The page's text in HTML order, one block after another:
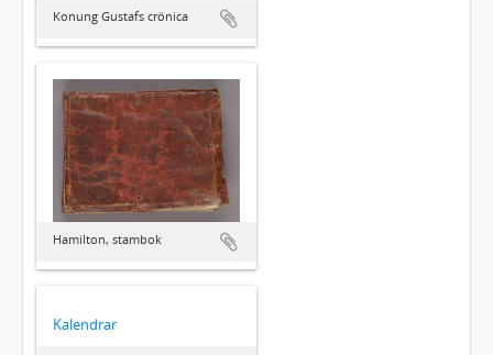
Konung Gustafs crönica
Hamilton, stambok
Kalendrar